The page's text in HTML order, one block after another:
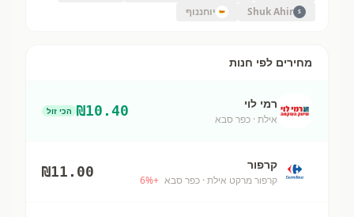
S
Shuk Ahir יוחננוף
מחירים לפי חנות
רמי לוי
אילת · כפר סבא
₪10.40 הכי זול
קרפור
קרפור מרקט אילת · כפר סבא +
6%
₪11.00